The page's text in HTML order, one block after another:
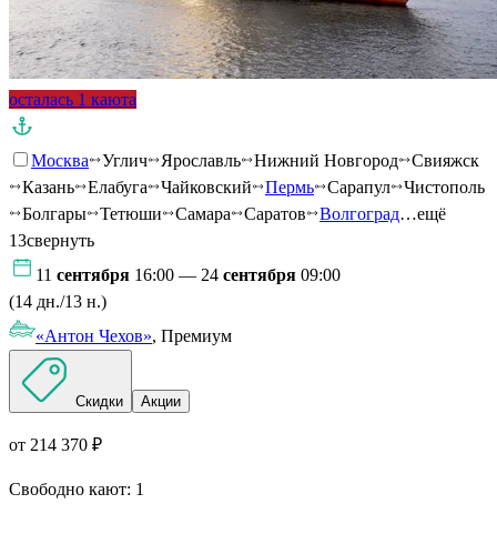
осталась 1 каюта
Москва Углич Ярославль Нижний Новгород
Свияжск
Казань
Елабуга Чайковский Пермь Сарапул
Чистополь
Болгары
Тетюши Самара Саратов Волгоград…ещё
13свернуть
11 сентября 16:00 — 24 сентября 09:00
(14 дн./13 н.)
«Антон Чехов», Премиум
Скидки Акции
от 214 370 ₽
Свободно кают: 1